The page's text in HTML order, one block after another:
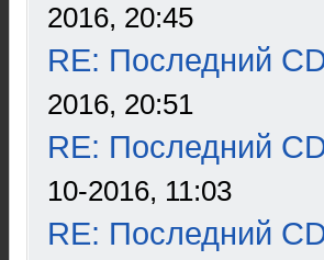
2016, 20:45
RE: Последний
2016, 20:51
RE: Последний
10-2016, 11:03
RE: Последний